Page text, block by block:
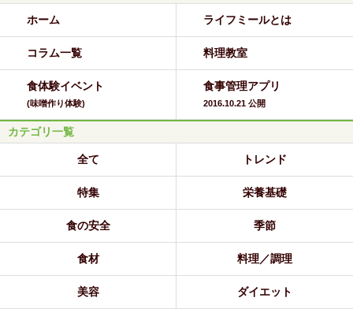
ホーム ライフミールとは
コラム一覧 料理教室
食体験イベント
(味噌作り体験)
食事管理アプリ
2016.10.21 公開
カテゴリ一覧
全て トレンド
特集 栄養基礎
食の安全 季節
食材 料理／調理
美容 ダイエット